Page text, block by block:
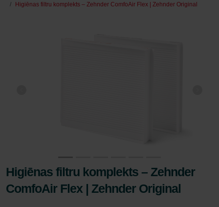
Higiēnas filtru komplekts – Zehnder ComfoAir Flex | Zehnder Original
Higiēnas filtru komplekts – Zehnder
ComfoAir Flex | Zehnder Original